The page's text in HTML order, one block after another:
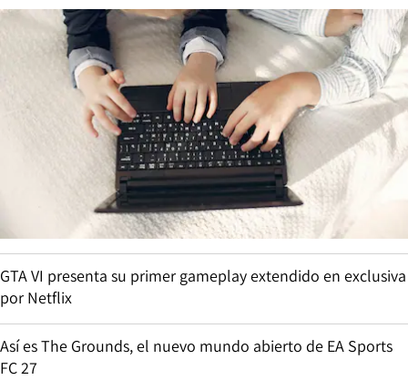
GTA VI presenta su primer gameplay extendido en exclusiva
por Netflix
Así es The Grounds, el nuevo mundo abierto de EA Sports
FC 27